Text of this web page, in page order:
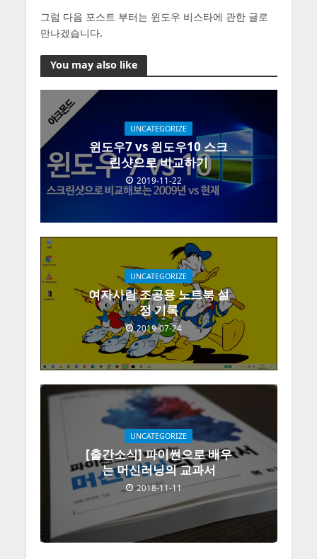
그럼 다음 포스트 부터는 윈도우 비스타에 관한 글로
만나겠습니다.
You may also like
UNCATEGORIZE
윈도우7 vs 윈도우10 스크
린샷으로 비교하기
2019-11-22
UNCATEGORIZE
여자사람 조공용 노트북 설
정 기록
2019-07-24
UNCATEGORIZE
[출간소식] 파이썬으로 배우
는 머신러닝의 교과서
2018-11-11